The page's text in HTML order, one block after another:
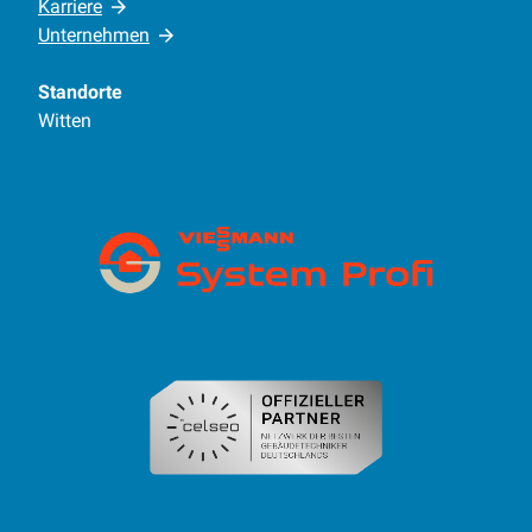
Karriere
Unternehmen
Standorte
Witten